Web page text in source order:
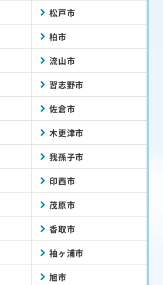
松戸市
柏市
流山市
習志野市
佐倉市
木更津市
我孫子市
印西市
茂原市
香取市
袖ヶ浦市
旭市